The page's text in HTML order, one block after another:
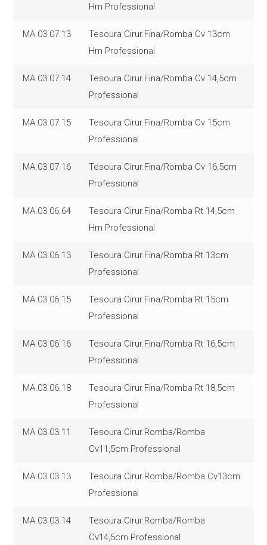
Hm Professional
MA.03.07.13
Tesoura Cirur.Fina/Romba Cv 13cm
Hm Professional
MA.03.07.14
Tesoura Cirur.Fina/Romba Cv 14,5cm
Professional
MA.03.07.15
Tesoura Cirur.Fina/Romba Cv 15cm
Professional
MA.03.07.16
Tesoura Cirur.Fina/Romba Cv 16,5cm
Professional
MA.03.06.64
Tesoura Cirur.Fina/Romba Rt 14,5cm
Hm Professional
MA.03.06.13
Tesoura Cirur.Fina/Romba Rt 13cm
Professional
MA.03.06.15
Tesoura Cirur.Fina/Romba Rt 15cm
Professional
MA.03.06.16
Tesoura Cirur.Fina/Romba Rt 16,5cm
Professional
MA.03.06.18
Tesoura Cirur.Fina/Romba Rt 18,5cm
Professional
MA.03.03.11
Tesoura Cirur.Romba/Romba
Cv11,5cm Professional
MA.03.03.13
Tesoura Cirur.Romba/Romba Cv13cm
Professional
MA.03.03.14
Tesoura Cirur.Romba/Romba
Cv14,5cm Professional